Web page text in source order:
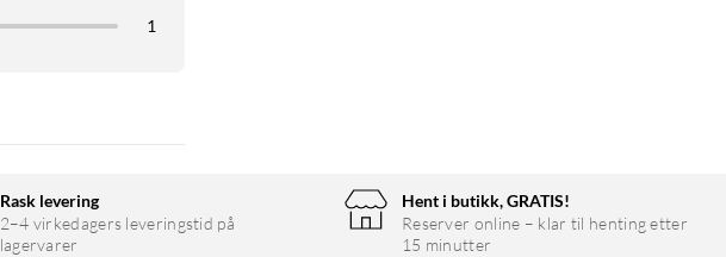
1
Rask levering
2–4 virkedagers leveringstid på
lagervarer
Hent i butikk, GRATIS!
Reserver online – klar til henting etter
15 minutter